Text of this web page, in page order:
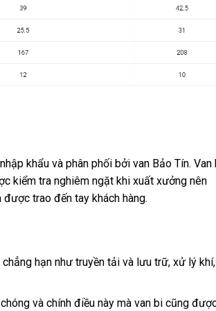
khẩu và phân phối bởi van Bảo Tín. Van
kiểm tra nghiêm ngặt khi xuất xưởng nên
trao đến tay khách hàng.
hạn như truyền tải và lưu trữ, xử lý khí,
và chính điều này mà van bi cũng